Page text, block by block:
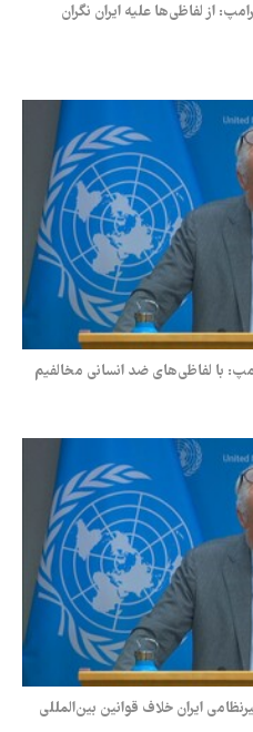
از لفاظی‌ها علیه ایران نگران
با لفاظی‌های ضد انسانی مخالفیم
ایران خلاف قوانین بین‌المللی